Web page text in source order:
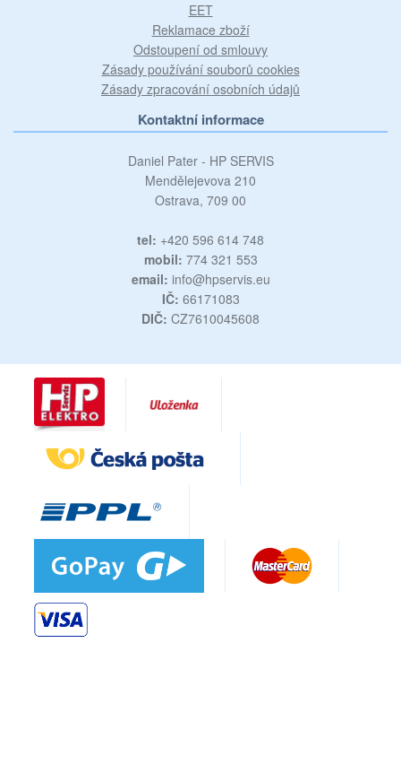
EET
Reklamace zboží
Odstoupení od smlouvy
Zásady používání souborů cookies
Zásady zpracování osobních údajů
Kontaktní informace
Daniel Pater - HP SERVIS
Mendělejevova 210
Ostrava, 709 00
tel: +420 596 614 748
mobil: 774 321 553
email: info@hpservis.eu
IČ: 66171083
DIČ: CZ7610045608